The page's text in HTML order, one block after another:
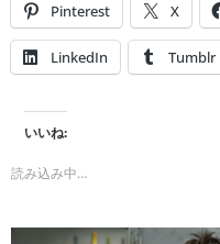
Pinterest X
LinkedIn Tumblr
いいね:
読み込み中…